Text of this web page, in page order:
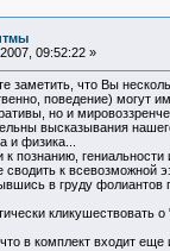
09:52:22 »
заметить, что Вы
поведение) могут
но и
высказывания
и физика...
к познанию,
к всевозможной
в груду
в комплект входит еще